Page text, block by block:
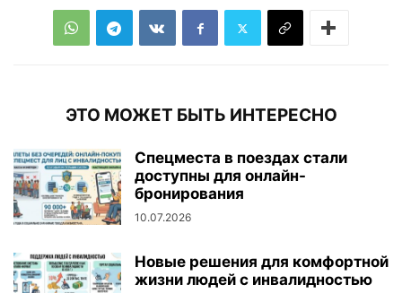
ЭТО МОЖЕТ БЫТЬ ИНТЕРЕСНО
Спецместа в поездах стали
доступны для онлайн-
бронирования
10.07.2026
Новые решения для комфортной
жизни людей с инвалидностью